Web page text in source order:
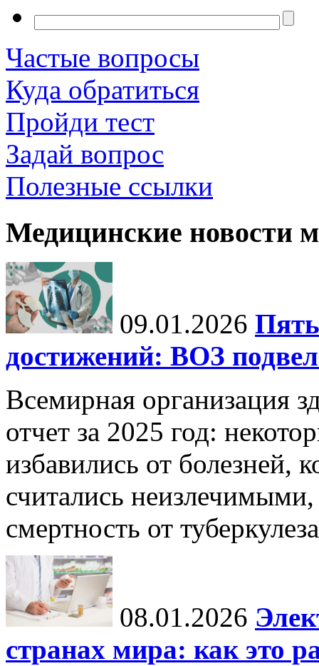
Частые вопросы
Куда обратиться
Пройди тест
Задай вопрос
Полезные ссылки
Медицинские новости
09.01.2026
достижений: ВОЗ
Всемирная организация
отчет за 2025 год:
избавились от болезней,
считались неизлечимыми,
смертность от
08.01.2026
странах мира: как это